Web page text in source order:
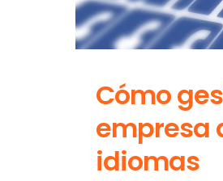
Cómo
empresa
idiomas